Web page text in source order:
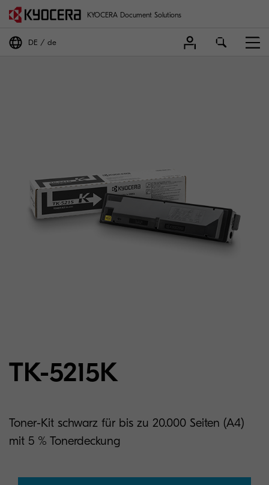
KYOCERA Document Solutions
DE de
TK-5215K
Toner-Kit schwarz für bis zu 20.000 Seiten (A4)
mit 5 % Tonerdeckung